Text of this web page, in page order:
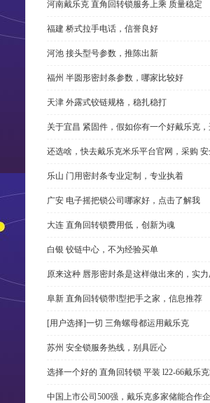
河南戴乐克 直角回转锁服务上乘 质量稳定
福建 桥式拉手电话，信誉良好
河池 接头型号参数，推陈出新
福州 半圆形密封条参数，哪家比较好
天津 外露式铰链规格，稳扎稳打
关于宜昌 紧固件，假如你有一个好戴乐克
还选啥，快去戴乐克米乐平台官网，采购
乐山 门用密封条专业定制，专业执着
广安 电子摇把锁公司哪家好，点击了解我
大连 直角回转锁费用低，创新为魂
白银 铰链中心，不为经验买单
原来这种 唇形密封条是这样做出来的，实
阜新 直角回转锁带l型把手之家，信息推荐
[用户选择]一切 三角螺母都运用戴乐克
苏州 安全锁服务热线，别具匠心
选择一个好的 直角回转锁 平装 l22-66戴乐
中国上市公司500强，戴乐克多家储能合作